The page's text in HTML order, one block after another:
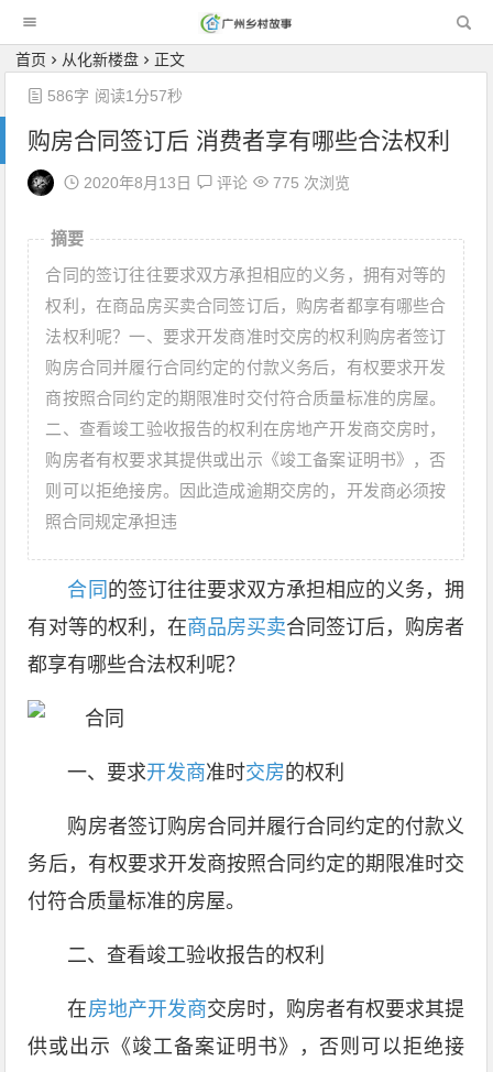
首页 从化新楼盘 正文
购房合同签订后 消费者享有哪些合法权利
2020年8月13日 评论 775 次浏览
586字 阅读1分57秒
摘要
合同的签订往往要求双方承担相应的义务，拥有对等的
权利，在商品房买卖合同签订后，购房者都享有哪些合
法权利呢？一、要求开发商准时交房的权利购房者签订
购房合同并履行合同约定的付款义务后，有权要求开发
商按照合同约定的期限准时交付符合质量标准的房屋。
二、查看竣工验收报告的权利在房地产开发商交房时，
购房者有权要求其提供或出示《竣工备案证明书》，否
则可以拒绝接房。因此造成逾期交房的，开发商必须按
照合同规定承担违
合同 的签订往往要求双方承担相应的义务，拥
有对等的权利，在商品房买卖合同签订后，购房者
都享有哪些合法权利呢？
一、要求开发商准时交房的权利
购房者签订购房合同并履行合同约定的付款义
务后，有权要求开发商按照合同约定的期限准时交
付符合质量标准的房屋。
二、查看竣工验收报告的权利
在房地产开发商交房时，购房者有权要求其提
供或出示《竣工备案证明书》，否则可以拒绝接